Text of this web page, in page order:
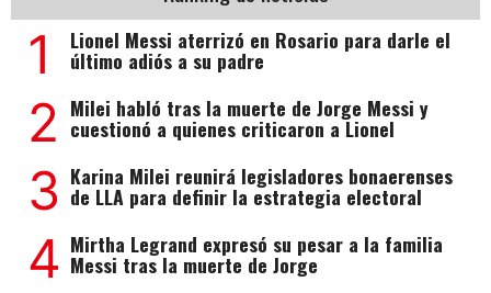
1 Lionel Messi aterrizó en Rosario para darle el
último adiós a su padre
2 Milei habló tras la muerte de Jorge Messi y
cuestionó a quienes criticaron a Lionel
3 Karina Milei reunirá legisladores bonaerenses
de LLA para definir la estrategia electoral
4 Mirtha Legrand expresó su pesar a la familia
Messi tras la muerte de Jorge